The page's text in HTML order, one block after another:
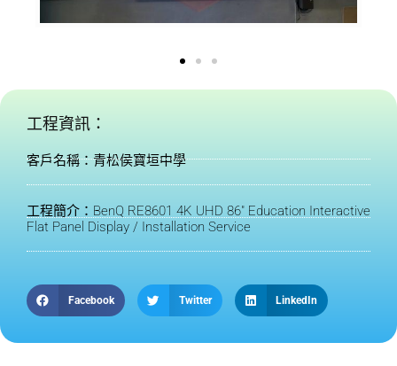
工程資訊：
客戶名稱：青松侯寶垣中學
工程簡介：BenQ RE8601 4K UHD 86" Education Interactive
Flat Panel Display / Installation Service
Facebook Twitter LinkedIn